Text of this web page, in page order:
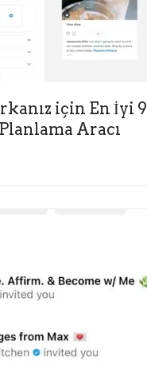
için En İyi 9
Aracı